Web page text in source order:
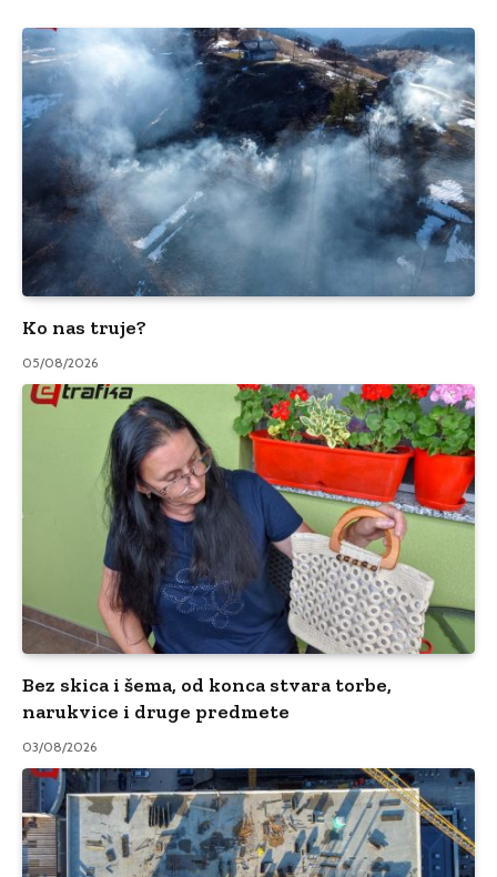
Ko nas truje?
05/08/2026
Bez skica i šema, od konca stvara torbe,
narukvice i druge predmete
03/08/2026